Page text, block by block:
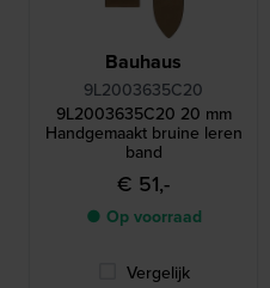
Bauhaus
9L2003635C20
9L2003635C20 20 mm
Handgemaakt bruine leren
band
€ 51,-
● Op voorraad
Vergelijk